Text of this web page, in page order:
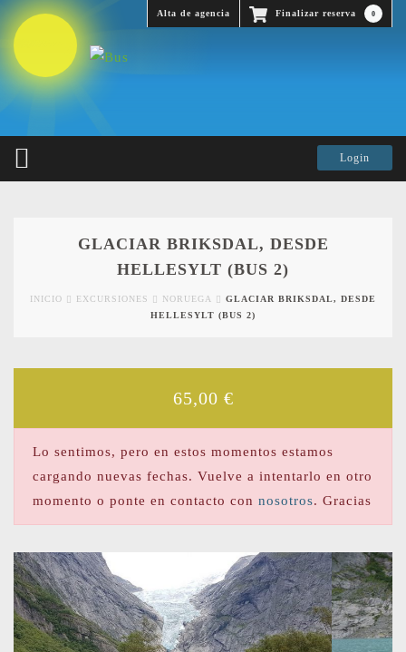
Finalizar reserva 0
Alta de agencia
GLACIAR BRIKSDAL, DESDE
HELLESYLT (BUS 2)
INICIO EXCURSIONES NORUEGA
GLACIAR BRIKSDAL, DESDE
HELLESYLT (BUS 2)
65,00 €
Lo sentimos, pero en estos momentos estamos
cargando nuevas fechas. Vuelve a intentarlo en otro
momento o ponte en contacto con nosotros. Gracias